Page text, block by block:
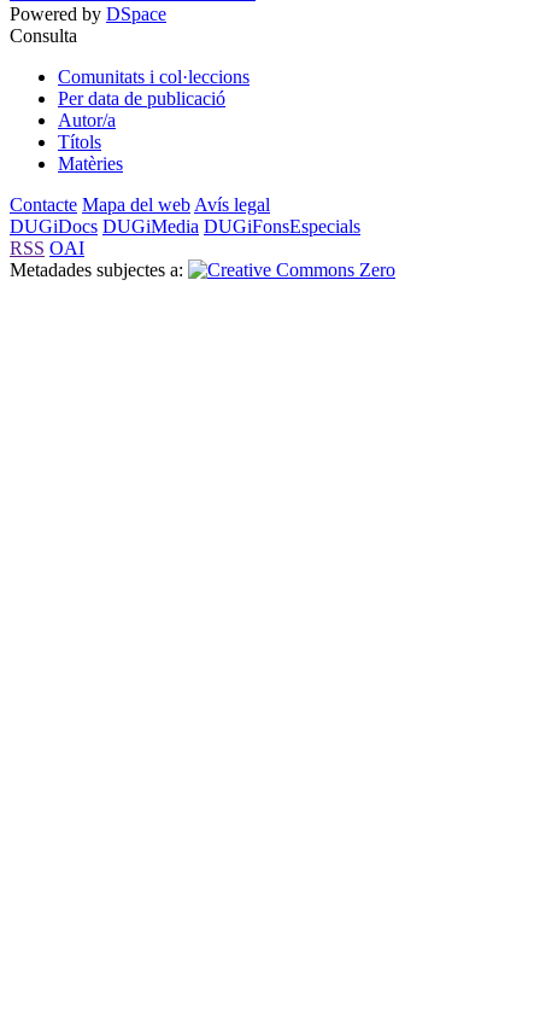
Powered by DSpace
Consulta
Comunitats i col·leccions
Per data de publicació
Autor/a
Títols
Matèries
Contacte Mapa del web Avís legal
DUGiDocs DUGiMedia DUGiFonsEspecials
RSS OAI
Metadades subjectes a: